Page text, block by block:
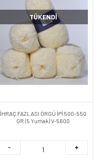
TÜKENDI
İHRAÇ FAZLASI ÖRGÜ İPİ 500-550
GR (5 Yumak) V-5600